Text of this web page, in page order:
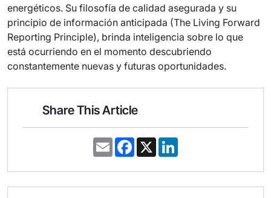
energéticos. Su filosofía de calidad asegurada y su
principio de información anticipada (The Living Forward
Reporting Principle), brinda inteligencia sobre lo que
está ocurriendo en el momento descubriendo
constantemente nuevas y futuras oportunidades.
Share This Article
E
m
i
F
a
e
o
X
k
d